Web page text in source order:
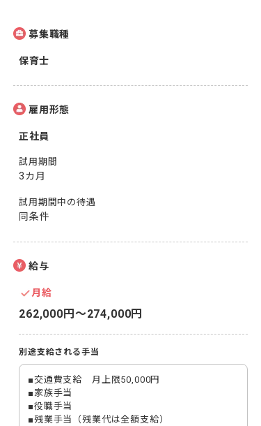
募集職種
保育士
雇用形態
正社員
試用期間
3カ月
試用期間中の待遇
同条件
給与
月給
262,000円〜274,000円
別途支給される手当
■交通費支給　月上限50,000円
■家族手当
■役職手当
■残業手当（残業代は全額支給）